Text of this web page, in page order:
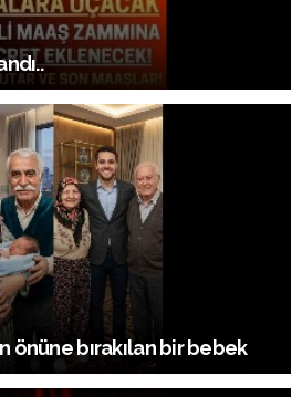
önüne bırakılan bir bebek